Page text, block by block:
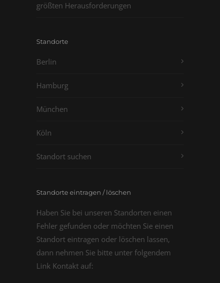
größten Herausforderungen
Standorte
Berlin
Hamburg
München
Köln
Standort suchen
Standorte eintragen / löschen
Haben Sie bei unseren Standorten einen
Fehler gefunden oder möchten Sie einen
Standort eintragen oder löschen lassen,
dann nehmen Sie bitte unter folgendem
Link Kontakt auf: